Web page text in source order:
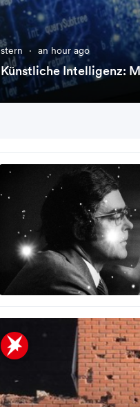
stern · an hour ago
Künstliche Intelligenz: